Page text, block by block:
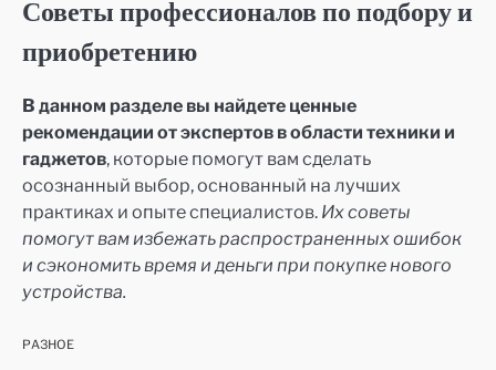
Советы профессионалов по подбору и
приобретению
В данном разделе вы найдете ценные
рекомендации от экспертов в области техники и
гаджетов, которые помогут вам сделать
осознанный выбор, основанный на лучших
практиках и опыте специалистов. Их советы
помогут вам избежать распространенных ошибок
и сэкономить время и деньги при покупке нового
устройства.
РАЗНОЕ